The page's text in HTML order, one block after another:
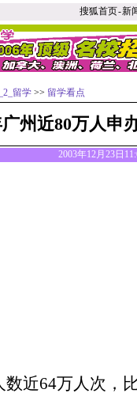
搜狐首页-新
留学 >> 留学看点
州近80万人申
2003年12月23日
数近64万人次，